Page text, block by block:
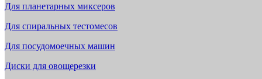
Для планетарных миксеров
Для спиральных тестомесов
Для посудомоечных машин
Диски для овощерезки